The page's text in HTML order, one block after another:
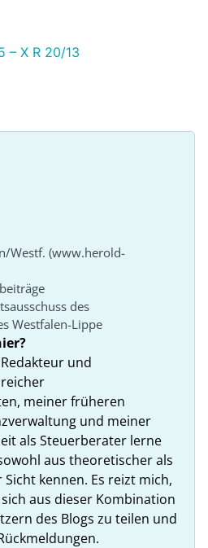
– X R 20/13
Westf. (www.herold-
des
Westfalen-Lippe
und
meiner früheren
und meiner
als Steuerberater lerne
aus theoretischer als
kennen. Es reizt mich,
aus dieser Kombination
des Blogs zu teilen und